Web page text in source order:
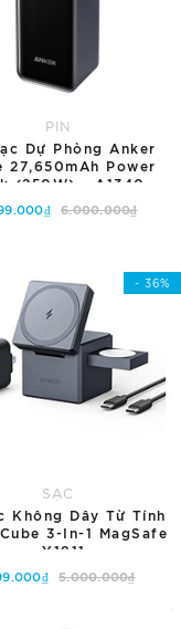
PIN
Dự Phòng Anker
27,650mAh Power
(250W) - A1340
6.000.000₫
- 36%
SẠC
Không Dây Từ Tính
3-In-1 MagSafe
- Y1811
5.000.000₫